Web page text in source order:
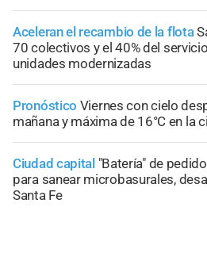
Aceleran el recambio de la flota
70 colectivos y el 40% del
unidades modernizadas
Pronóstico Viernes con cielo
mañana y máxima de 16°C en la
Ciudad capital "Batería" de
para sanear microbasurales,
Santa Fe